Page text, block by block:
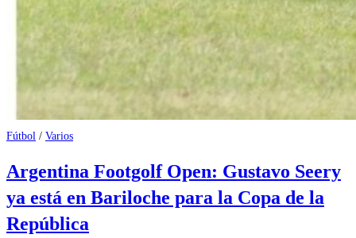
Fútbol / Varios
Argentina Footgolf Open: Gustavo Seery
ya está en Bariloche para la Copa de la
República